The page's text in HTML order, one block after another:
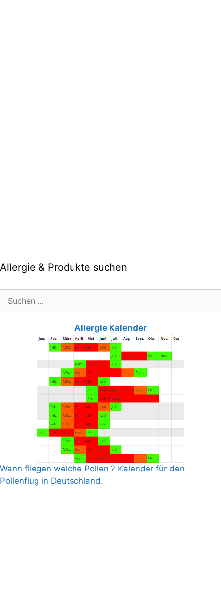
Allergie & Produkte suchen
Allergie Kalender
Wann fliegen welche Pollen ? Kalender für den
Pollenflug in Deutschland.